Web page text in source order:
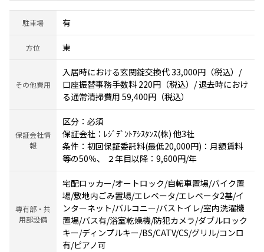
駐車場 有
方位 東
その他費用
入居時における玄関錠交換代 33,000円（税込）/
口座振替事務手数料 220円（税込）/ 退去時におけ
る通常清掃費用 59,400円（税込）
保証会社情
報
区分：必須
保証会社：ﾚｼﾞﾃﾞﾝﾄｱｼｽﾀﾝｽ(株) 他3社
条件：初回保証委託料(最低20,000円)：月額賃料
等の50％、 ２年目以降：9,600円/年
専有部・共
用部設備
宅配ロッカー/オートロック/自転車置場/バイク置
場/敷地内ごみ置場/エレベータ/エレベータ2基/イ
ンターネット/バルコニー/バストイレ/室内洗濯機
置場/バス有/浴室乾燥機/防犯カメラ/ダブルロック
キー/ディンプルキー/BS/CATV/CS/グリル/コンロ
有/ピアノ可